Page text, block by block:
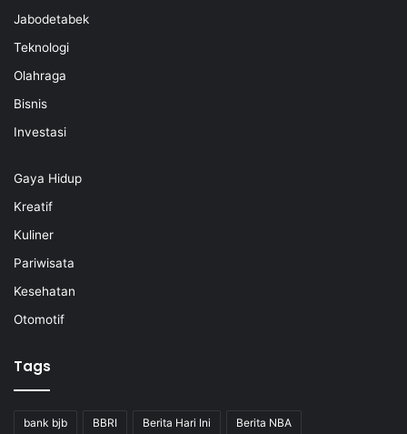
Jabodetabek
Teknologi
Olahraga
Bisnis
Investasi
Gaya Hidup
Kreatif
Kuliner
Pariwisata
Kesehatan
Otomotif
Tags
bank bjb BBRI Berita Hari Ini Berita NBA